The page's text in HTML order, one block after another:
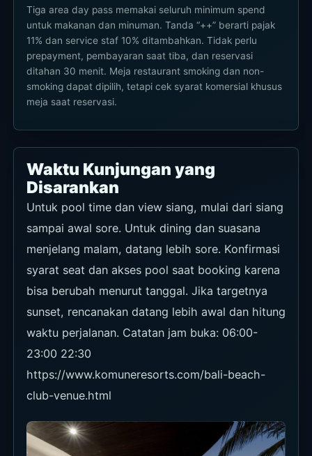
Tiga area day pass memakai seluruh minimum spend
untuk makanan dan minuman. Tanda “++” berarti pajak
11% dan service staf 10% ditambahkan. Tidak perlu
prepayment, pembayaran saat tiba, dan reservasi
ditahan 30 menit. Meja restaurant smoking dan non-
smoking dapat dipilih, tetapi cek syarat komersial khusus
meja saat reservasi.
Waktu Kunjungan yang
Disarankan
Untuk pool time dan view siang, mulai dari siang
sampai awal sore. Untuk dining dan suasana
menjelang malam, datang lebih sore. Konfirmasi
syarat seat dan akses pool saat booking karena
bisa berubah menurut tanggal. Jika targetnya
sunset, rencanakan datang lebih awal dan hitung
waktu perjalanan. Catatan jam buka: 06:00-
23:00 22:30
https://www.komuneresorts.com/bali-beach-
club-venue.html